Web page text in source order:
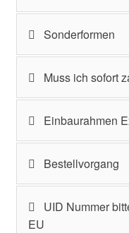
Sonderformen
Muss ich sofort
Einbaurahmen
Bestellvorgang
UID Nummer
EU